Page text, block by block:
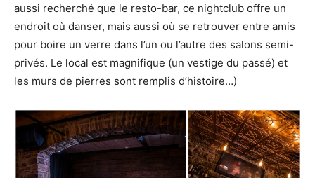
aussi recherché que le resto-bar, ce nightclub offre un
endroit où danser, mais aussi où se retrouver entre amis
pour boire un verre dans l’un ou l’autre des salons semi-
privés. Le local est magnifique (un vestige du passé) et
les murs de pierres sont remplis d’histoire…)